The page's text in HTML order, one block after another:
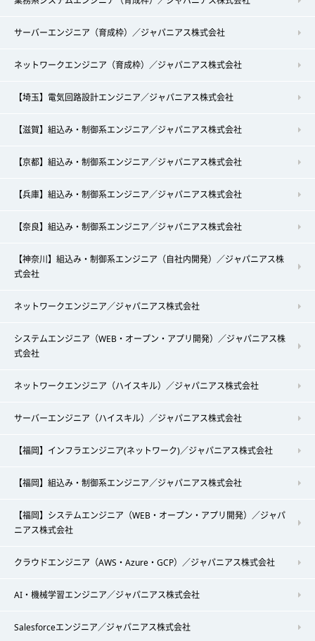
サーバーエンジニア（育成枠）／ジャパニアス株式会社
ネットワークエンジニア（育成枠）／ジャパニアス株式会社
【埼玉】電気回路設計エンジニア／ジャパニアス株式会社
【滋賀】組込み・制御系エンジニア／ジャパニアス株式会社
【京都】組込み・制御系エンジニア／ジャパニアス株式会社
【兵庫】組込み・制御系エンジニア／ジャパニアス株式会社
【奈良】組込み・制御系エンジニア／ジャパニアス株式会社
【神奈川】組込み・制御系エンジニア（自社内開発）／ジャパニアス株
式会社
ネットワークエンジニア／ジャパニアス株式会社
システムエンジニア（WEB・オープン・アプリ開発）／ジャパニアス株
式会社
ネットワークエンジニア（ハイスキル）／ジャパニアス株式会社
サーバーエンジニア（ハイスキル）／ジャパニアス株式会社
【福岡】インフラエンジニア(ネットワーク)／ジャパニアス株式会社
【福岡】組込み・制御系エンジニア／ジャパニアス株式会社
【福岡】システムエンジニア（WEB・オープン・アプリ開発）／ジャパ
ニアス株式会社
クラウドエンジニア（AWS・Azure・GCP）／ジャパニアス株式会社
AI・機械学習エンジニア／ジャパニアス株式会社
Salesforceエンジニア／ジャパニアス株式会社